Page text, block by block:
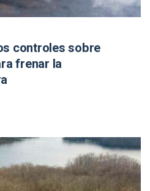
controles sobre
frenar la